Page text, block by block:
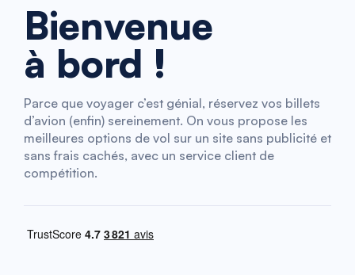
Bienvenue
à bord !
Parce que voyager c’est génial, réservez vos billets
d’avion (enfin) sereinement. On vous propose les
meilleures options de vol sur un site sans publicité et
sans frais cachés, avec un service client de
compétition.